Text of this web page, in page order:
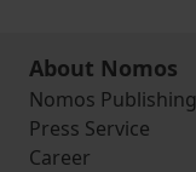
About Nomos
Nomos Publishing
Press Service
Career